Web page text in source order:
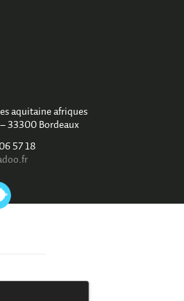
aquitaine afriques
33300 Bordeaux
57 18